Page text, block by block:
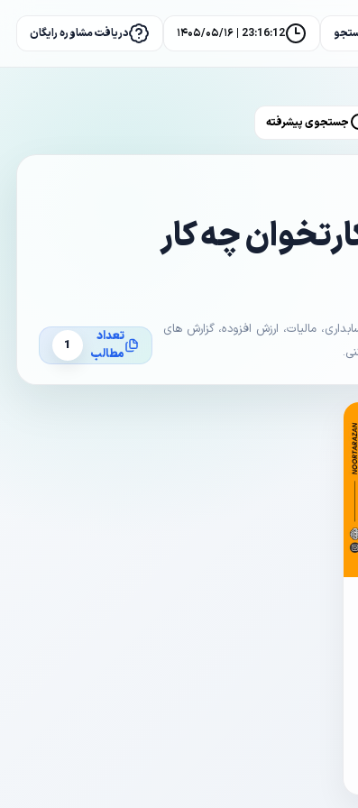
23:16:12 | ۱۴۰۵/۰۵/۱۶ دریافت مشاوره رایگان
جستجوی پیشرفته
چه کار
مالیات، ارزش افزوده، گزارش های
تعداد
مطالب
1